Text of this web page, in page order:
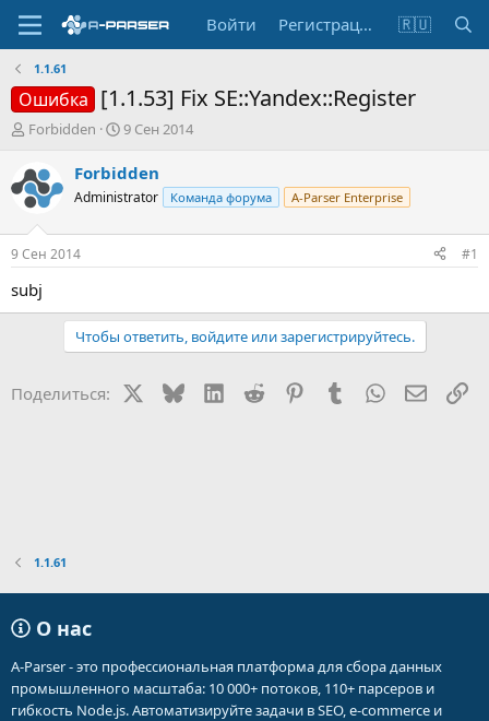
Войти Регистрация 🇷🇺
1.1.61
Ошибка [1.1.53] Fix SE::Yandex::Register
А
т
о
р
т
е
м
ы
Forbidden
Д
т
н
а
9 Сен 2014
Forbidden
Administrator Команда форума A-Parser Enterprise
9 Сен 2014 #1
subj
Чтобы ответить, войдите или зарегистрируйтесь.
Поделиться: BlueskyLinkedIn
Reddit PinterestTumblr WhatsApp
1.1.61
О нас
A-Parser - это профессиональная платформа для сбора данных
промышленного масштаба: 10 000+ потоков, 110+ парсеров и
гибкость Node.js. Автоматизируйте задачи в SEO, e-commerce и